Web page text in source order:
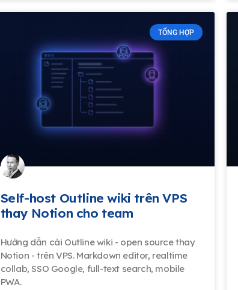
TỔNG HỢP
Self-host Outline wiki trên VPS
thay Notion cho team
Hướng dẫn cài Outline wiki - open source thay
Notion - trên VPS. Markdown editor, realtime
collab, SSO Google, full-text search, mobile
PWA.